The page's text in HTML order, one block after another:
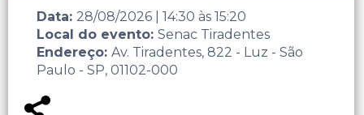
Data: 28/08/2026 14:30 às 15:20
Local do evento: Senac Tiradentes
Endereço: Av. Tiradentes, 822 - Luz - São
Paulo - SP, 01102-000